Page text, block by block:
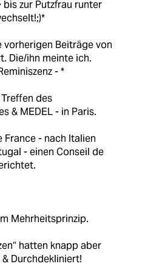
bis zur Putzfrau runter
vorherigen Beiträge von
Die/ihn meinte ich.
- *
des
& MEDEL - in Paris.
France - nach Italien
- einen Conseil de
Mehrheitsprinzip.
hatten knapp aber
Durchdekliniert!